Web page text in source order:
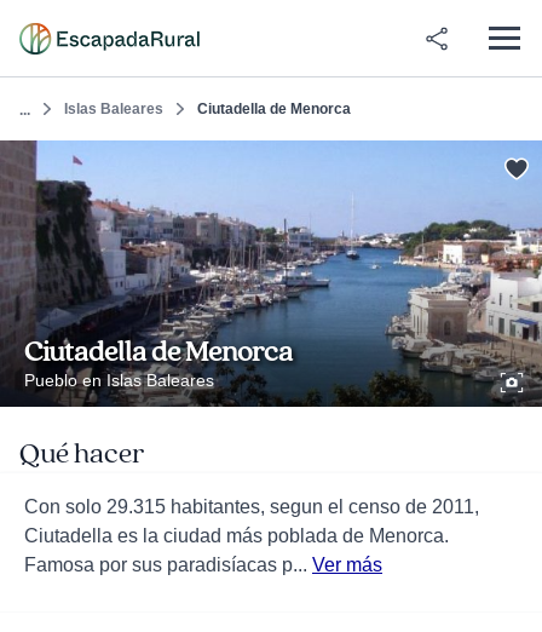
... Islas Baleares Ciutadella de Menorca
Ciutadella de Menorca
Pueblo en Islas Baleares
Qué hacer
Con solo 29.315 habitantes, segun el censo de 2011,
Ciutadella es la ciudad más poblada de Menorca.
Famosa por sus paradisíacas p... Ver más